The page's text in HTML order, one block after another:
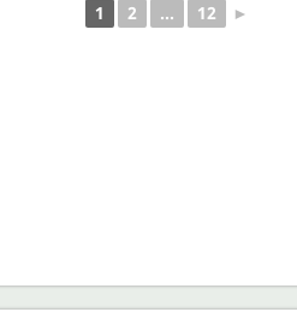
1 2 ... 12 ►